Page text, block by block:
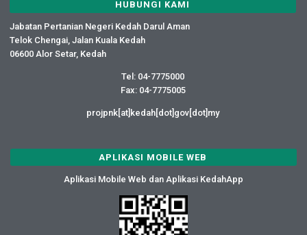
HUBUNGI KAMI
Jabatan Pertanian Negeri Kedah Darul Aman
Telok Chengai, Jalan Kuala Kedah
06600 Alor Setar, Kedah
Tel: 04-7775000
Fax: 04-7775005
projpnk[at]kedah[dot]gov[dot]my
APLIKASI MOBILE WEB
Aplikasi Mobile Web dan Aplikasi KedahApp